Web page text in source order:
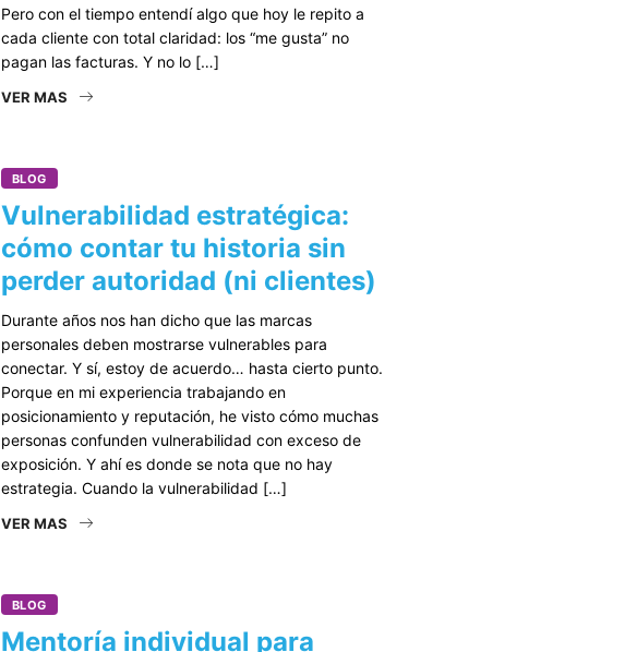
Pero con el tiempo entendí algo que hoy le repito a
cada cliente con total claridad: los “me gusta” no
pagan las facturas. Y no lo […]
VER MAS
BLOG
Vulnerabilidad estratégica:
cómo contar tu historia sin
perder autoridad (ni clientes)
Durante años nos han dicho que las marcas
personales deben mostrarse vulnerables para
conectar. Y sí, estoy de acuerdo… hasta cierto punto.
Porque en mi experiencia trabajando en
posicionamiento y reputación, he visto cómo muchas
personas confunden vulnerabilidad con exceso de
exposición. Y ahí es donde se nota que no hay
estrategia. Cuando la vulnerabilidad […]
VER MAS
BLOG
Mentoría individual para